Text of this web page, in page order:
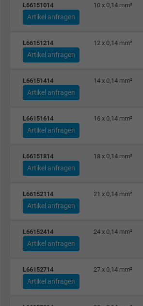
L66151014 10 x 0,14 mm²
Artikel anfragen
L66151214 12 x 0,14 mm²
Artikel anfragen
L66151414 14 x 0,14 mm²
Artikel anfragen
L66151614 16 x 0,14 mm²
Artikel anfragen
L66151814 18 x 0,14 mm²
Artikel anfragen
L66152114 21 x 0,14 mm²
Artikel anfragen
L66152414 24 x 0,14 mm²
Artikel anfragen
L66152714 27 x 0,14 mm²
Artikel anfragen